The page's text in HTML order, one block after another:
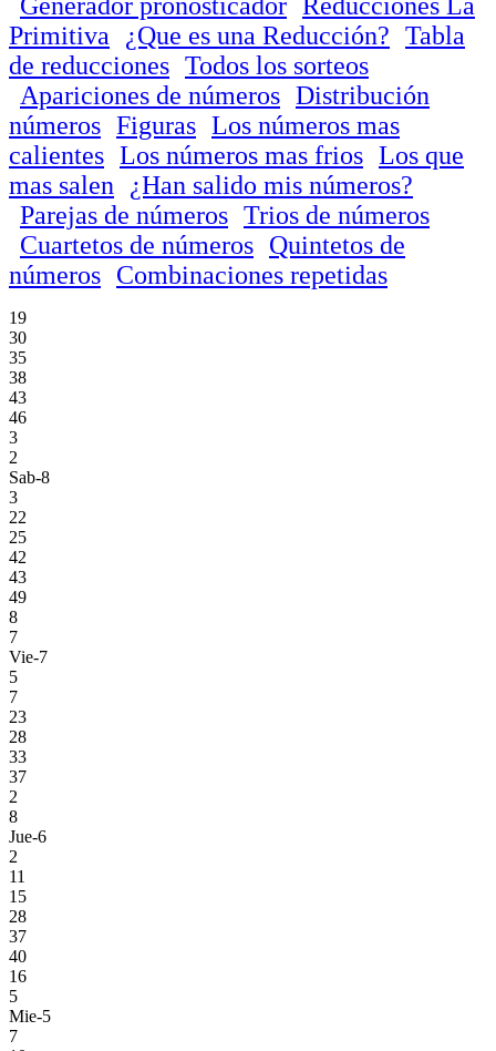
Primitiva
¿Que es una Reducción? Tabla
de reducciones Todos los sorteos
Apariciones de números Distribución
números Figuras Los números mas
calientes Los números mas frios Los que
mas salen
¿Han salido mis números?
Parejas de números Trios de números
Cuartetos de números Quintetos de
números Combinaciones repetidas
19
30
35
38
43
46
3
2
Sab-8
3
22
25
42
43
49
8
7
Vie-7
5
7
23
28
33
37
2
8
Jue-6
2
11
15
28
37
40
16
5
Mie-5
7